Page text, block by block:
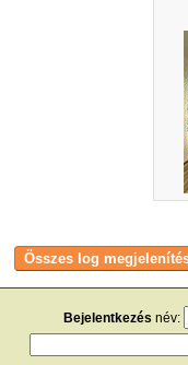
Bejelentkezés név: